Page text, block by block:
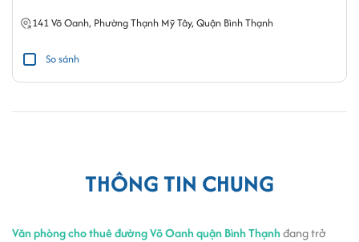
141Võ Oanh, Phường Thạnh Mỹ Tây, Quận Bình Thạnh
So sánh
THÔNG TIN CHUNG
Văn phòng cho thuê đường Võ Oanh quận Bình Thạnhđang trở